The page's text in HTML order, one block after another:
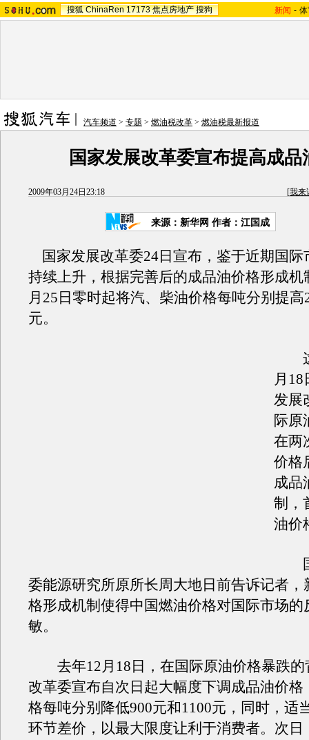
搜狐 ChinaRen 17173 焦点房地产 搜狗 新闻 -
汽车频道 > 专题 > 燃油税改革 > 燃油税最新报道
国家发展改革委宣布提高成品
2009年03月24日23:18 [我来
来源：新华网 作者：江国成
国家发展改革委24日宣布，鉴于近期国际
持续上升，根据完善后的成品油价格形成机
月25日零时起将汽、柴油价格每吨分别提高
元。
这
月
发展
际原
在两
价格
成品
制，
油价
国
委能源研究所原所长周大地日前告诉记者，
格形成机制使得中国燃油价格对国际市场的
敏。
去年12月18日，在国际原油价格暴跌的
改革委宣布自次日起大幅度下调成品油价格
格每吨分别降低900元和1100元，同时，适
环节差价，以最大限度让利于消费者。次日